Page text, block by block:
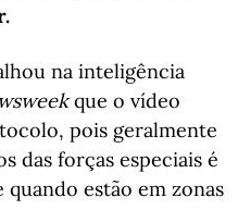
na inteligência
que o vídeo
pois geralmente
das forças especiais é
estão em zonas